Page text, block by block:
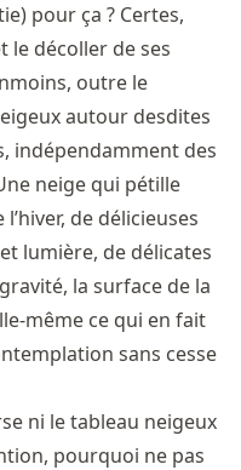
pour ça ? Certes,
le décoller de ses
outre le
autour desdites
indépendamment des
neige qui pétille
de délicieuses
lumière, de délicates
la surface de la
même ce qui en fait
sans cesse
ni le tableau neigeux
pourquoi ne pas